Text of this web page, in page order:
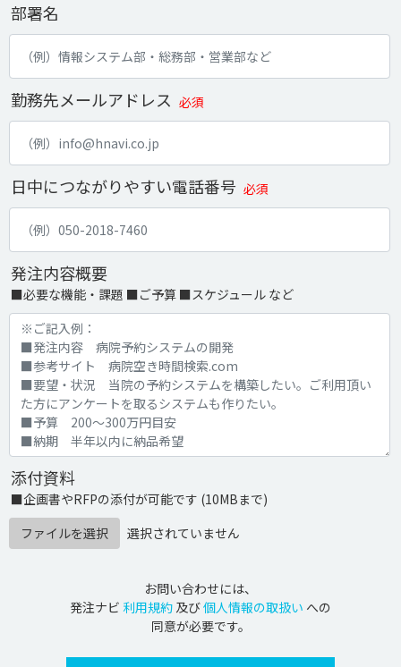
部署名
勤務先メールアドレス 必須
日中につながりやすい電話番号 必須
発注内容概要
■必要な機能・課題 ■ご予算 ■スケジュール など
添付資料
■企画書やRFPの添付が可能です (10MBまで)
ファイルを選択
選択されていません
お問い合わせには、
発注ナビ 利用規約 及び個人情報の取扱い への
同意が必要です。